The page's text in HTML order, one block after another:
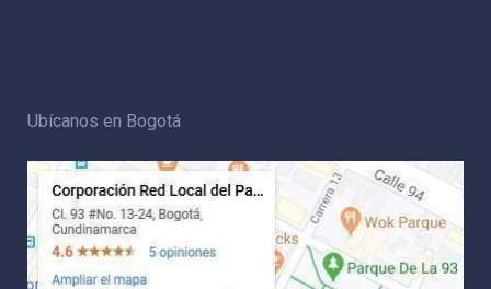
Ubícanos en Bogotá